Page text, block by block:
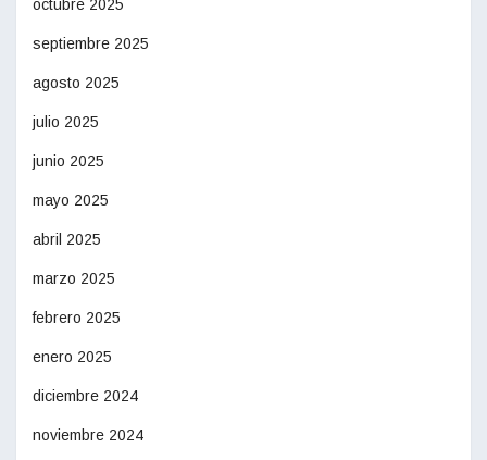
octubre 2025
septiembre 2025
agosto 2025
julio 2025
junio 2025
mayo 2025
abril 2025
marzo 2025
febrero 2025
enero 2025
diciembre 2024
noviembre 2024